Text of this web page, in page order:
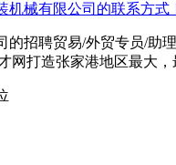
械有限公司的联系方式
招聘贸易/外贸专员/助
网打造张家港地区最大，